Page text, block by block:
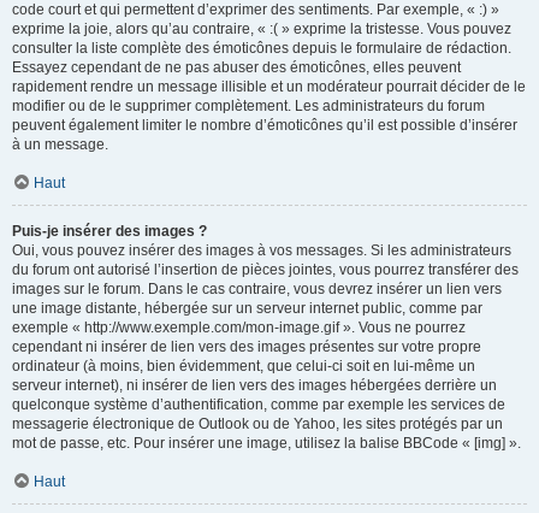
code court et qui permettent d’exprimer des sentiments. Par exemple, « :) »
exprime la joie, alors qu’au contraire, « :( » exprime la tristesse. Vous pouvez
consulter la liste complète des émoticônes depuis le formulaire de rédaction.
Essayez cependant de ne pas abuser des émoticônes, elles peuvent
rapidement rendre un message illisible et un modérateur pourrait décider de le
modifier ou de le supprimer complètement. Les administrateurs du forum
peuvent également limiter le nombre d’émoticônes qu’il est possible d’insérer
à un message.
Haut
Puis-je insérer des images ?
Oui, vous pouvez insérer des images à vos messages. Si les administrateurs
du forum ont autorisé l’insertion de pièces jointes, vous pourrez transférer des
images sur le forum. Dans le cas contraire, vous devrez insérer un lien vers
une image distante, hébergée sur un serveur internet public, comme par
exemple « http://www.exemple.com/mon-image.gif ». Vous ne pourrez
cependant ni insérer de lien vers des images présentes sur votre propre
ordinateur (à moins, bien évidemment, que celui-ci soit en lui-même un
serveur internet), ni insérer de lien vers des images hébergées derrière un
quelconque système d’authentification, comme par exemple les services de
messagerie électronique de Outlook ou de Yahoo, les sites protégés par un
mot de passe, etc. Pour insérer une image, utilisez la balise BBCode « [img] ».
Haut